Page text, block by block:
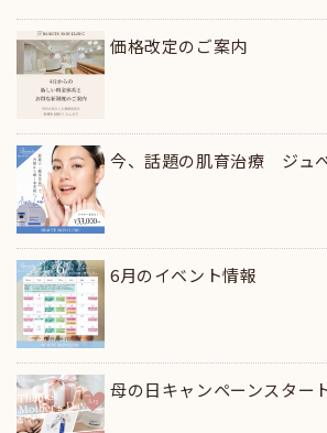
価格改定のご案内
今、話題の肌育治療 ジュ
6月のイベント情報
母の日キャンペーンスター